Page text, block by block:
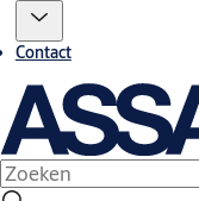
Contact